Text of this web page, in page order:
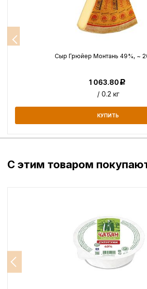
Сыр Грюйер Монтань 49%, ~
1 063.80Р
/ 0.2 кг
КУПИТЬ
С этим товаром